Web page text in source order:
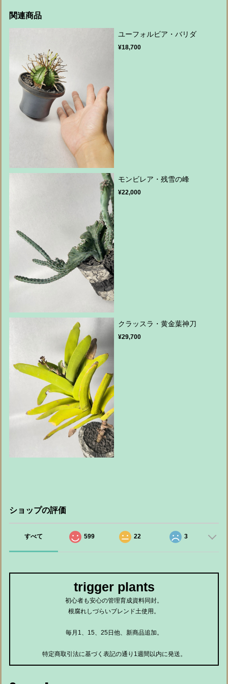
関連商品
ユーフォルビア・バリダ
¥18,700
モンビレア・残雪の峰
¥22,000
クラッスラ・黄金葉神刀
¥29,700
ショップの評価
すべて 599 22 3
trigger plants
初心者も安心の管理育成資料同封。
根腐れしづらいブレンド土使用。
毎月1、15、25日他、新商品追加。
特定商取引法に基づく表記の通り1週間以内に発送。